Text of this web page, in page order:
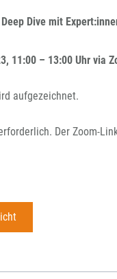
Dive mit
11:00 – 13:00 Uhr via
aufgezeichnet.
Der Zoom-